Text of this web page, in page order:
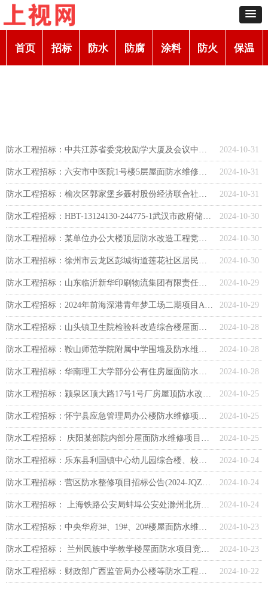
首页 招标 防水 防腐 涂料 防火 保温
2024-10-31
防水工程招标：中共江苏省委党校励学大厦及会议中心楼顶整体防水工程竞争性磋商公告
2024-10-31
防水工程招标：六安市中医院1号楼5层屋面防水维修项目竞争性谈判公告
2024-10-31
防水工程招标：榆次区郭家堡乡聂村股份经济联合社聂村老旧小区屋面防水维修工程竞争性磋商
2024-10-30
防水工程招标：HBT-13124130-244775-1武汉市政府储备粮库（经开）项目EPC工程防水专业分包工程采购公告
2024-10-30
防水工程招标：某单位办公大楼顶层防水改造工程竞争性磋商
2024-10-30
防水工程招标：徐州市云龙区彭城街道莲花社区居民委员会汉御花园5#楼1、3单元屋面防水工程公开招标公告
2024-10-29
防水工程招标：山东临沂新华印刷物流集团有限责任公司主业车间及办公楼屋面防水维修工程项目竞争性磋商公告
2024-10-29
防水工程招标：2024年前海深港青年梦工场二期项目A栋至G栋质保防水维修项目招标公告
2024-10-28
防水工程招标：山头镇卫生院检验科改造综合楼屋面防水外墙真石漆改造项目竞争性磋商公告
2024-10-28
防水工程招标：鞍山师范学院附属中学围墙及防水维修工程竞争性磋商
2024-10-28
防水工程招标：华南理工大学部分公有住房屋面防水及公共区域维修工程竞争性磋商公告
2024-10-25
防水工程招标：颍泉区顶大路17号1号厂房屋顶防水改造工程竞争性谈判公告
2024-10-25
防水工程招标：怀宁县应急管理局办公楼防水维修项目竞价公告
2024-10-25
防水工程招标： 庆阳某部院内部分屋面防水维修项目招标公告
2024-10-24
防水工程招标：乐东县利国镇中心幼儿园综合楼、校警室防水及外墙喷绘、幼儿园户外游戏区改造等竞争性磋商公告
2024-10-24
防水工程招标：营区防水整修项目招标公告(2024-JQZSJZ-G3009)
2024-10-24
防水工程招标： 上海铁路公安局蚌埠公安处滁州北所外墙防水整修工程竞争性磋商
2024-10-23
防水工程招标：中央华府3#、19#、20#楼屋面防水维修改造工程招标公告
2024-10-23
防水工程招标： 兰州民族中学教学楼屋面防水项目竞争性磋商公告
2024-10-22
防水工程招标：财政部广西监管局办公楼等防水工程竞争性磋商